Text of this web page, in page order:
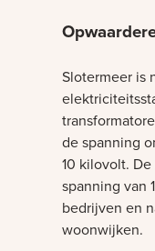
Slotermeer is
de spanning
10 kilovolt.
spanning van
bedrijven en
woonwijken.